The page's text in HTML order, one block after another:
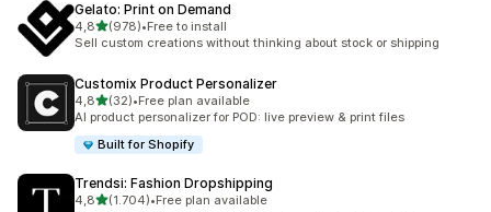
Gelato: Print on Demand
4,8de 5 estrelas
(978)
978 total de avaliações
•Free to install
Sell custom creations without thinking about stock or shipping
Customix Product Personalizer
4,8de 5 estrelas
(32)
32 total de avaliações
•Free plan available
AI product personalizer for POD: live preview & print files
Built for Shopify
Trendsi: Fashion Dropshipping
4,8de 5 estrelas
(1.704)
1704 total de avaliações
•Free plan available